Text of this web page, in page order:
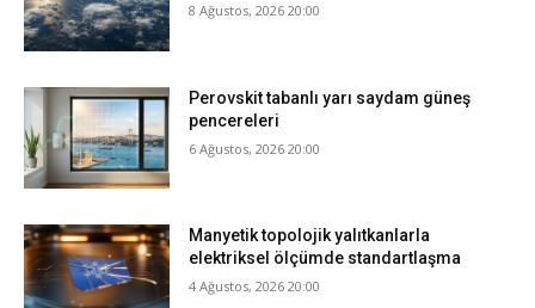
8 Ağustos, 2026 20:00
Perovskit tabanlı yarı saydam güneş
pencereleri
6 Ağustos, 2026 20:00
Manyetik topolojik yalıtkanlarla
elektriksel ölçümde standartlaşma
4 Ağustos, 2026 20:00